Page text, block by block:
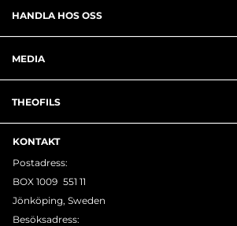
HANDLA HOS OSS
MEDIA
THEOFILS
KONTAKT
Postadress:
BOX 1009 551 11
Jönköping, Sweden
Besöksadress: